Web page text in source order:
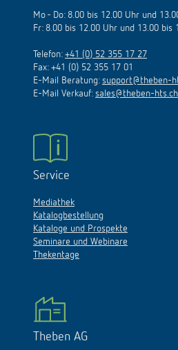
Mo - Do: 8.00 bis 12.00 Uhr und
Fr: 8.00 bis 12.00 Uhr und 13.00 bis
Telefon: +41 (0) 52 355 17 27
Fax: +41 (0) 52 355 17 01
E-Mail Beratung: support@theben-
E-Mail Verkauf: sales@theben-hts.ch
Service
Mediathek
Katalogbestellung
Kataloge und Prospekte
Seminare und Webinare
Thekentage
Theben AG